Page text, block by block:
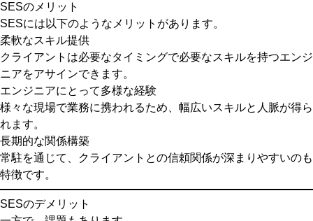
SESのメリット
SESには以下のようなメリットがあります。
柔軟なスキル提供
クライアントは必要なタイミングで必要なスキルを持つエンジ
ニアをアサインできます。
エンジニアにとって多様な経験
様々な現場で業務に携われるため、幅広いスキルと人脈が得ら
れます。
長期的な関係構築
常駐を通じて、クライアントとの信頼関係が深まりやすいのも
特徴です。
SESのデメリット